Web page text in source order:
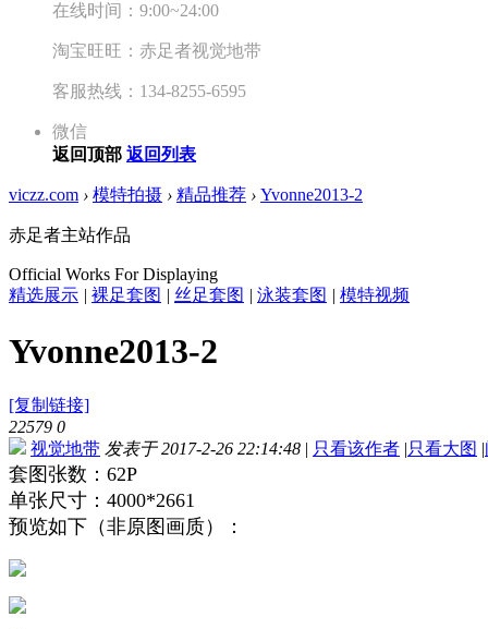
在线时间：9:00~24:00
淘宝旺旺：赤足者视觉地带
客服热线：134-8255-6595
微信
返回顶部 返回列表
viczz.com › 模特拍摄 › 精品推荐 › Yvonne2013-2
赤足者主站作品
Official Works For Displaying
精选展示 | 裸足套图 | 丝足套图 | 泳装套图 | 模特视频
Yvonne2013-2
[复制链接]
22579 0
视觉地带 发表于 2017-2-26 22:14:48 | 只看该作者 |只看大图 |
套图张数：62P
单张尺寸：4000*2661
预览如下（非原图画质）：